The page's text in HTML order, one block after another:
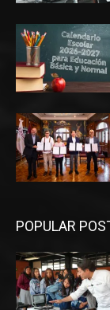
POPULAR